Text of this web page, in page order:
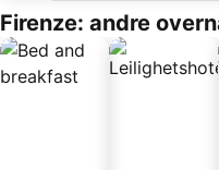
Firenze: andre